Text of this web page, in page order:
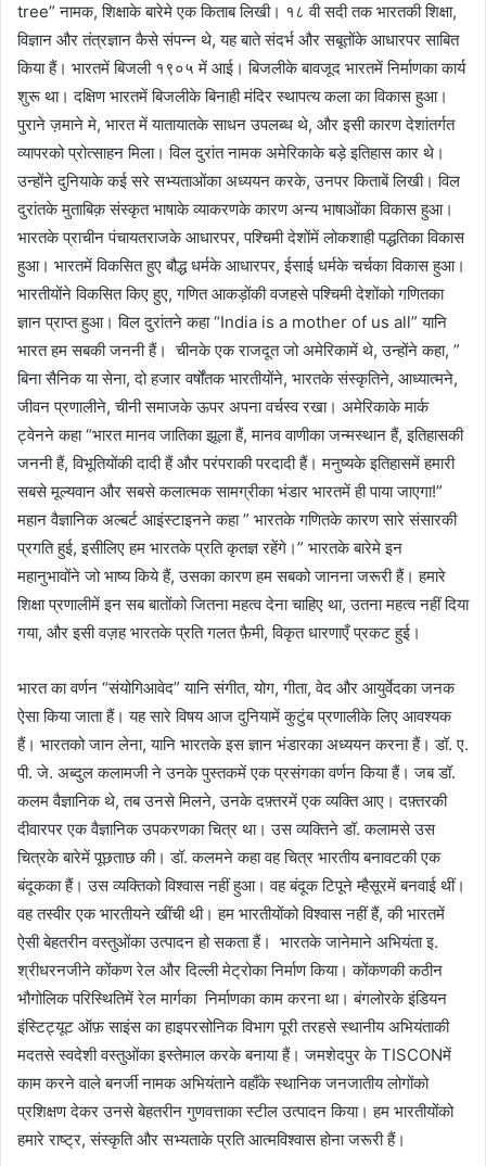
tree” नामक, शिक्षाके बारेमे एक किताब लिखी। १८ वी सदी तक भारतकी शिक्षा,
विज्ञान और तंत्रज्ञान कैसे संपन्न थे, यह बाते संदर्भ और सबूतोंके आधारपर साबित
किया हैं। भारतमें बिजली १९०५ में आई। बिजलीके बावजूद भारतमें निर्माणका कार्य
शुरू था। दक्षिण भारतमें बिजलीके बिनाही मंदिर स्थापत्य कला का विकास हुआ।
पुराने ज़माने मे, भारत में यातायातके साधन उपलब्ध थे, और इसी कारण देशांतर्गत
व्यापरको प्रोत्साहन मिला। विल दुरांत नामक अमेरिकाके बड़े इतिहास कार थे।
उन्होंने दुनियाके कई सरे सभ्यताओंका अध्ययन करके, उनपर किताबें लिखी। विल
दुरांतके मुताबिक़ संस्कृत भाषाके व्याकरणके कारण अन्य भाषाओंका विकास हुआ।
भारतके प्राचीन पंचायतराजके आधारपर, पश्चिमी देशोंमें लोकशाही पद्धतिका विकास
हुआ। भारतमें विकसित हुए बौद्ध धर्मके आधारपर, ईसाई धर्मके चर्चका विकास हुआ।
भारतीयोंने विकसित किए हुए, गणित आकड़ोंकी वजहसे पश्चिमी देशोंको गणितका
ज्ञान प्राप्त हुआ। विल दुरांतने कहा “India is a mother of us all” यानि
भारत हम सबकी जननी हैं। चीनके एक राजदूत जो अमेरिकामें थे, उन्होंने कहा, ”
बिना सैनिक या सेना, दो हजार वर्षोंतक भारतीयोंने, भारतके संस्कृतिने, आध्यात्मने,
जीवन प्रणालीने, चीनी समाजके ऊपर अपना वर्चस्व रखा। अमेरिकाके मार्क
ट्वेनने कहा “भारत मानव जातिका झूला हैं, मानव वाणीका जन्मस्थान हैं, इतिहासकी
जननी हैं, विभूतियोंकी दादी हैं और परंपराकी परदादी हैं। मनुष्यके इतिहासमें हमारी
सबसे मूल्यवान और सबसे कलात्मक सामग्रीका भंडार भारतमें ही पाया जाएगा!”
महान वैज्ञानिक अल्बर्ट आइंस्टाइनने कहा ” भारतके गणितके कारण सारे संसारकी
प्रगति हुई, इसीलिए हम भारतके प्रति कृतज्ञ रहेंगे।” भारतके बारेमे इन
महानुभावोंने जो भाष्य किये हैं, उसका कारण हम सबको जानना जरूरी हैं। हमारे
शिक्षा प्रणालीमें इन सब बातोंको जितना महत्व देना चाहिए था, उतना महत्व नहीं दिया
गया, और इसी वज़ह भारतके प्रति गलत फ़ैमी, विकृत धारणाएँ प्रकट हुई।
भारत का वर्णन “संयोगिआवेद” यानि संगीत, योग, गीता, वेद और आयुर्वेदका जनक
ऐसा किया जाता हैं। यह सारे विषय आज दुनियामें कुटुंब प्रणालीके लिए आवश्यक
हैं। भारतको जान लेना, यानि भारतके इस ज्ञान भंडारका अध्ययन करना हैं। डॉ. ए.
पी. जे. अब्दुल कलामजी ने उनके पुस्तकमें एक प्रसंगका वर्णन किया हैं। जब डॉ.
कलम वैज्ञानिक थे, तब उनसे मिलने, उनके दफ़्तरमें एक व्यक्ति आए। दफ़्तरकी
दीवारपर एक वैज्ञानिक उपकरणका चित्र था। उस व्यक्तिने डॉ. कलामसे उस
चित्रके बारेमें पूछताछ की। डॉ. कलमने कहा वह चित्र भारतीय बनावटकी एक
बंदूकका हैं। उस व्यक्तिको विश्वास नहीं हुआ। वह बंदूक टिपूने म्हैसूरमें बनवाई थीं।
वह तस्वीर एक भारतीयने खींची थी। हम भारतीयोंको विश्वास नहीं हैं, की भारतमें
ऐसी बेहतरीन वस्तुओंका उत्पादन हो सकता हैं। भारतके जानेमाने अभियंता इ.
श्रीधरनजीने कोंकण रेल और दिल्ली मेट्रोका निर्माण किया। कोंकणकी कठीन
भौगोलिक परिस्थितिमें रेल मार्गका निर्माणका काम करना था। बंगलोरके इंडियन
इंस्टिट्यूट ऑफ़ साइंस का हाइपरसोनिक विभाग पूरी तरहसे स्थानीय अभियंताकी
मदतसे स्वदेशी वस्तुओंका इस्तेमाल करके बनाया हैं। जमशेदपुर के TISCONमें
काम करने वाले बनर्जी नामक अभियंताने वहाँके स्थानिक जनजातीय लोगोंको
प्रशिक्षण देकर उनसे बेहतरीन गुणवत्ताका स्टील उत्पादन किया। हम भारतीयोंको
हमारे राष्ट्र, संस्कृति और सभ्यताके प्रति आत्मविश्वास होना जरूरी हैं।